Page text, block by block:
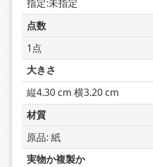
指定:未指定
点数
1点
大きさ
縦4.30 cm 横3.20 cm
材質
原品: 紙
実物か複製か